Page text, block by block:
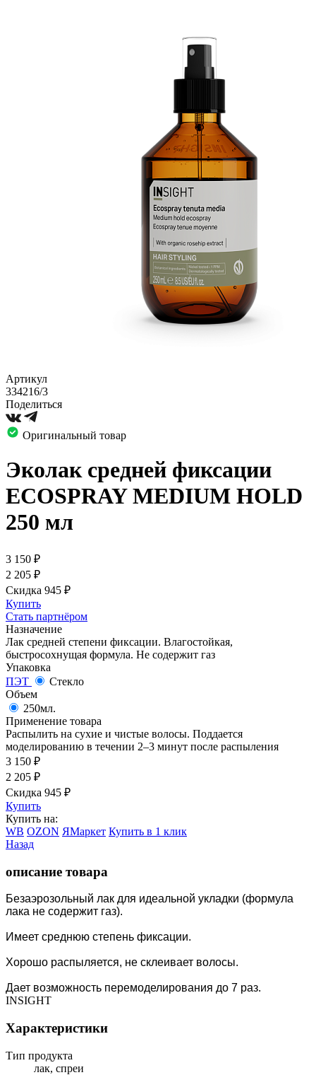
Артикул
334216/3
Поделиться
Оригинальный товар
Эколак средней фиксации
ECOSPRAY MEDIUM HOLD
250 мл
3 150 ₽
2 205 ₽
Скидка 945 ₽
Купить
Стать партнёром
Назначение
Лак средней степени фиксации. Влагостойкая,
быстросохнущая формула. Не содержит газ
Упаковка
ПЭТ
Стекло
Объем
250мл.
Применение товара
Распылить на сухие и чистые волосы. Поддается
моделированию в течении 2–3 минут после распыления
3 150 ₽
2 205 ₽
Скидка 945 ₽
Купить
Купить на:
WB OZON ЯМаркет Купить в 1 клик
Назад
описание товара
Безаэрозольный лак для идеальной укладки (формула
лака не содержит газ).
Имеет среднюю степень фиксации.
Хорошо распыляется, не склеивает волосы.
Дает возможность перемоделирования до 7 раз.
INSIGHT
Характеристики
Тип продукта
лак, спреи